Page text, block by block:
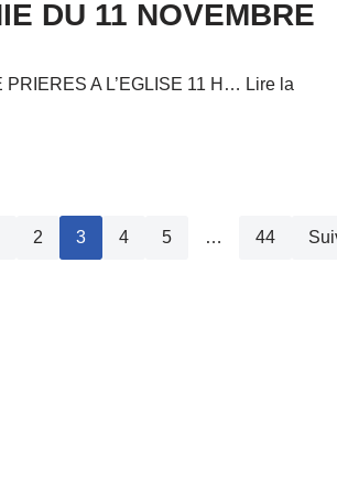
DU 11 NOVEMBRE
PRIERES A L’EGLISE 11 H… Lire la
2 3 4 5 … 44